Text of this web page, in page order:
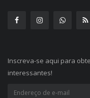
Inscreva-se aqui para
interessantes!